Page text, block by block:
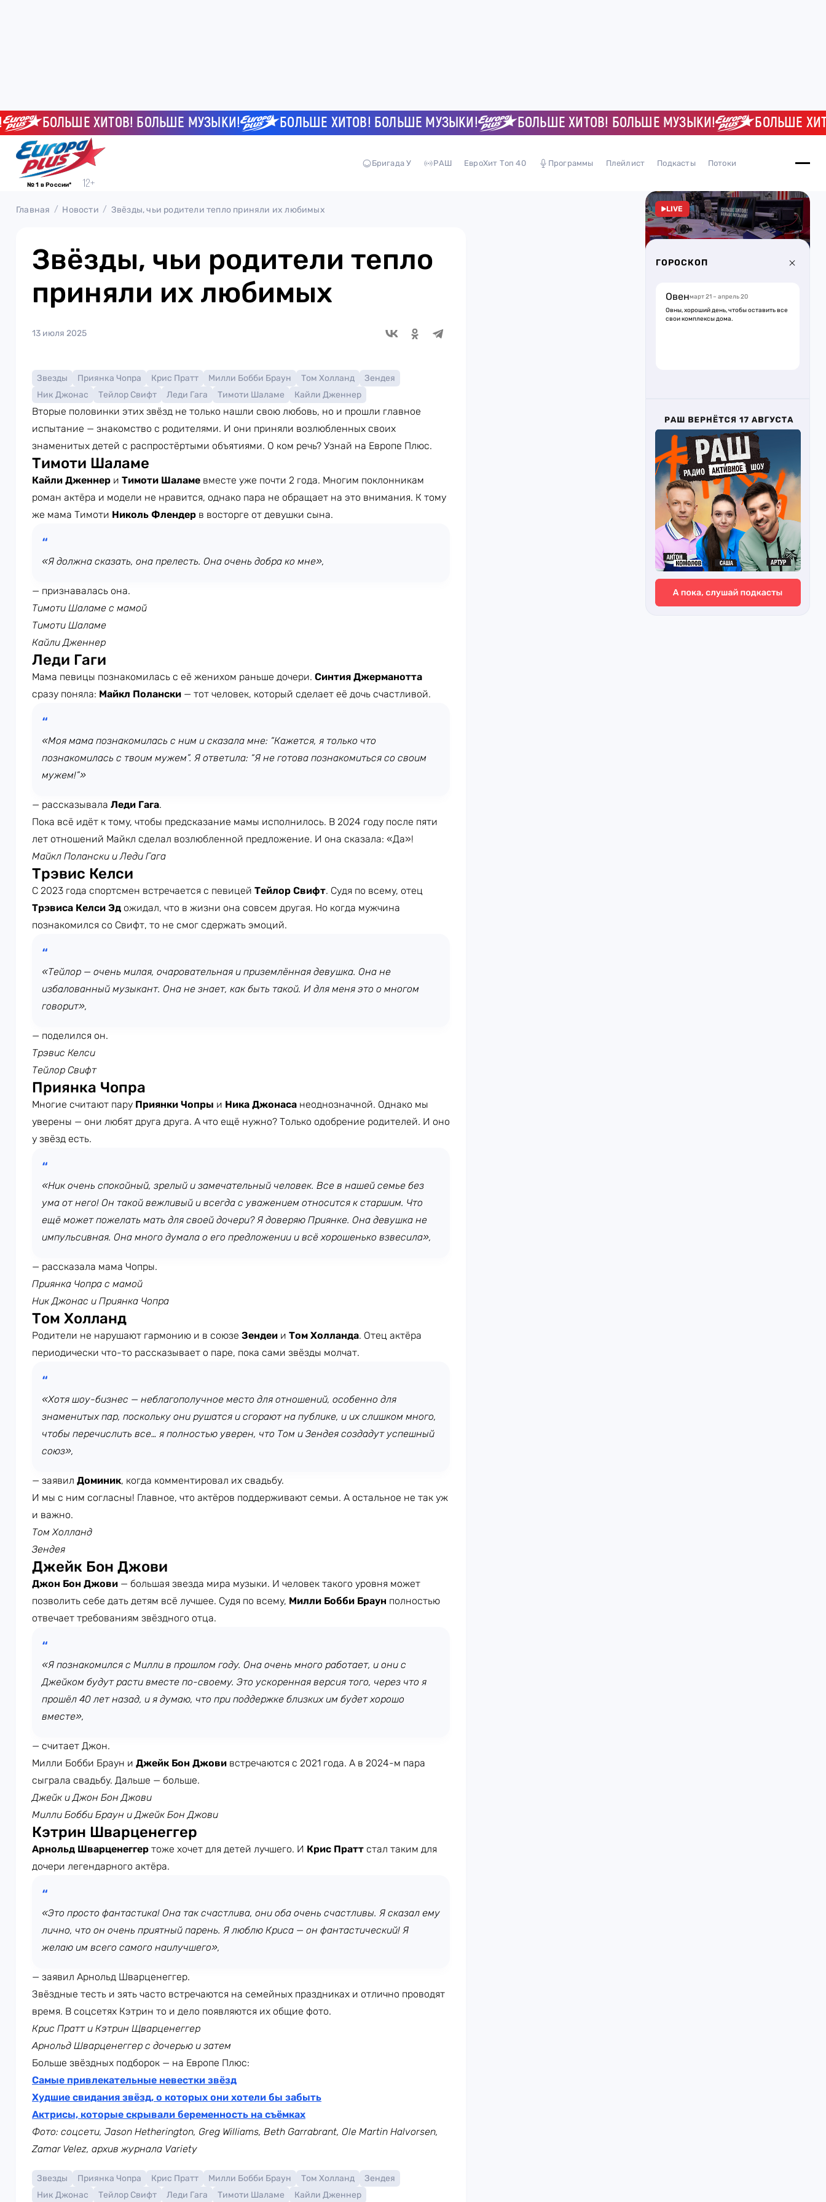
БОЛЬШЕ ХИТОВ! БОЛЬШЕ МУЗЫКИ! БОЛЬШЕ ХИТОВ! БОЛЬШЕ МУЗЫКИ! БОЛЬШЕ ХИТОВ! БОЛЬШЕ МУЗЫКИ! БОЛЬШЕ
№ 1 в России*
Бригада У РАШ ЕвроХит Топ 40 Программы Плейлист Подкасты Потоки
Главная Новости Звёзды, чьи родители тепло приняли их любимых
Звёзды, чьи родители тепло
приняли их любимых
13 июля 2025
Звезды Приянка Чопра Крис Пратт Милли Бобби Браун Том Холланд
Зендея
Ник Джонас
Тейлор Свифт Леди Гага Тимоти Шаламе Кайли Дженнер
Вторые половинки этих звёзд не только нашли свою любовь, но и прошли главное
испытание — знакомство с родителями. И они приняли возлюбленных своих
знаменитых детей с распростёртыми объятиями. О ком речь? Узнай на Европе Плюс.
Тимоти Шаламе
Кайли Дженнер и Тимоти Шаламе вместе уже почти 2 года. Многим поклонникам
роман актёра и модели не нравится, однако пара не обращает на это внимания. К тому
же мама Тимоти Николь Флендер в восторге от девушки сына.
«Я должна сказать, она прелесть. Она очень добра ко мне»,
— признавалась она.
Тимоти Шаламе с мамой
Тимоти Шаламе
Кайли Дженнер
Леди Гаги
Мама певицы познакомилась с её женихом раньше дочери. Синтия Джерманотта
сразу поняла: Майкл Полански — тот человек, который сделает её дочь счастливой.
«Моя мама познакомилась с ним и сказала мне: “Кажется, я только что
познакомилась с твоим мужем”. Я ответила: “Я не готова познакомиться со своим
мужем!”»
— рассказывала Леди Гага.
Пока всё идёт к тому, чтобы предсказание мамы исполнилось. В 2024 году после пяти
лет отношений Майкл сделал возлюбленной предложение. И она сказала: «Да»!
Майкл Полански и Леди Гага
Трэвис Келси
С 2023 года спортсмен встречается с певицей Тейлор Свифт. Судя по всему, отец
Трэвиса Келси Эд ожидал, что в жизни она совсем другая. Но когда мужчина
познакомился со Свифт, то не смог сдержать эмоций.
«Тейлор — очень милая, очаровательная и приземлённая девушка. Она не
избалованный музыкант. Она не знает, как быть такой. И для меня это о многом
говорит»,
— поделился он.
Трэвис Келси
Тейлор Свифт
Приянка Чопра
Многие считают пару Приянки Чопры и Ника Джонаса неоднозначной. Однако мы
уверены — они любят друга друга. А что ещё нужно? Только одобрение родителей. И оно
у звёзд есть.
«Ник очень спокойный, зрелый и замечательный человек. Все в нашей семье без
ума от него! Он такой вежливый и всегда с уважением относится к старшим. Что
ещё может пожелать мать для своей дочери? Я доверяю Приянке. Она девушка не
импульсивная. Она много думала о его предложении и всё хорошенько взвесила»,
— рассказала мама Чопры.
Приянка Чопра с мамой
Ник Джонас и Приянка Чопра
Том Холланд
Родители не нарушают гармонию и в союзе Зендеи и Том Холланда. Отец актёра
периодически что-то рассказывает о паре, пока сами звёзды молчат.
«Хотя шоу-бизнес — неблагополучное место для отношений, особенно для
знаменитых пар, поскольку они рушатся и сгорают на публике, и их слишком много,
чтобы перечислить все… я полностью уверен, что Том и Зендея создадут успешный
союз»,
— заявил Доминик, когда комментировал их свадьбу.
И мы с ним согласны! Главное, что актёров поддерживают семьи. А остальное не так уж
и важно.
Том Холланд
Зендея
Джейк Бон Джови
Джон Бон Джови — большая звезда мира музыки. И человек такого уровня может
позволить себе дать детям всё лучшее. Судя по всему, Милли Бобби Браун полностью
отвечает требованиям звёздного отца.
«Я познакомился с Милли в прошлом году. Она очень много работает, и они с
Джейком будут расти вместе по-своему. Это ускоренная версия того, через что я
прошёл 40 лет назад, и я думаю, что при поддержке близких им будет хорошо
вместе»,
— считает Джон.
Милли Бобби Браун и Джейк Бон Джови встречаются с 2021 года. А в 2024-м пара
сыграла свадьбу. Дальше — больше.
Джейк и Джон Бон Джови
Милли Бобби Браун и Джейк Бон Джови
Кэтрин Шварценеггер
Арнольд Шварценеггер тоже хочет для детей лучшего. И Крис Пратт стал таким для
дочери легендарного актёра.
«Это просто фантастика! Она так счастлива, они оба очень счастливы. Я сказал ему
лично, что он очень приятный парень. Я люблю Криса — он фантастический! Я
желаю им всего самого наилучшего»,
— заявил Арнольд Шварценеггер.
Звёздные тесть и зять часто встречаются на семейных праздниках и отлично проводят
время. В соцсетях Кэтрин то и дело появляются их общие фото.
Крис Пратт и Кэтрин Щварценеггер
Арнольд Шварценеггер с дочерью и затем
Больше звёздных подборок — на Европе Плюс:
Самые привлекательные невестки звёзд
Худшие свидания звёзд, о которых они хотели бы забыть
Актрисы, которые скрывали беременность на съёмках
Фото: соцсети, Jason Hetherington, Greg Williams, Beth Garrabrant, Ole Martin Halvorsen,
Zamar Velez, архив журнала Variety
Звезды Приянка Чопра Крис Пратт Милли Бобби Браун Том Холланд
Зендея
Ник Джонас
Тейлор Свифт Леди Гага Тимоти Шаламе Кайли Дженнер
LIVE
ГОРОСКОП
Овенмарт 21 – апрель 20
Овны, хороший день, чтобы оставить все
свои комплексы дома.